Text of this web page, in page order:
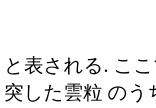
と表される. こ
突した雲粒 のう